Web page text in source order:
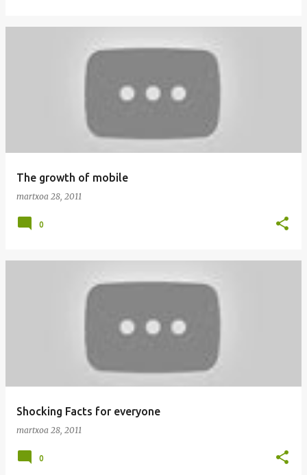
The growth of mobile
martxoa 28, 2011
0
Shocking Facts for everyone
martxoa 28, 2011
0